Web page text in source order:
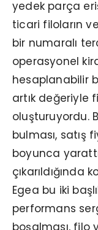
yedek parça
ticari filoların
bir numaralı
operasyonel
hesaplanabilir
artık değeriyle
oluşturuyordu.
bulması, satış
boyunca
çıkarıldığında
Egea bu iki
performans
boşalması, filo